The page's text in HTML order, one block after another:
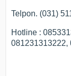
Telpon. (031)
Hotline :
081231313222,